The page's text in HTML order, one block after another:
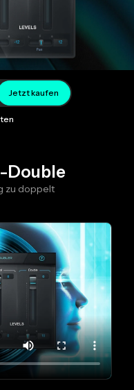
Jetzt kaufen
Double
zu doppelt